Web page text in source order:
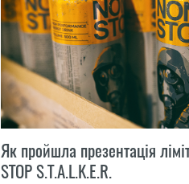
Як пройшла презентація
STOP S.T.A.L.K.E.R.